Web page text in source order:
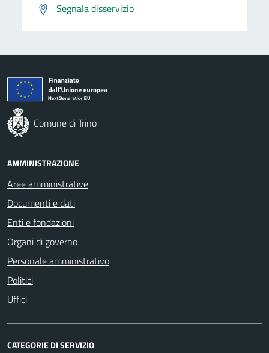
Segnala disservizio
Comune di Trino
AMMINISTRAZIONE
Aree amministrative
Documenti e dati
Enti e fondazioni
Organi di governo
Personale amministrativo
Politici
Uffici
CATEGORIE DI SERVIZIO